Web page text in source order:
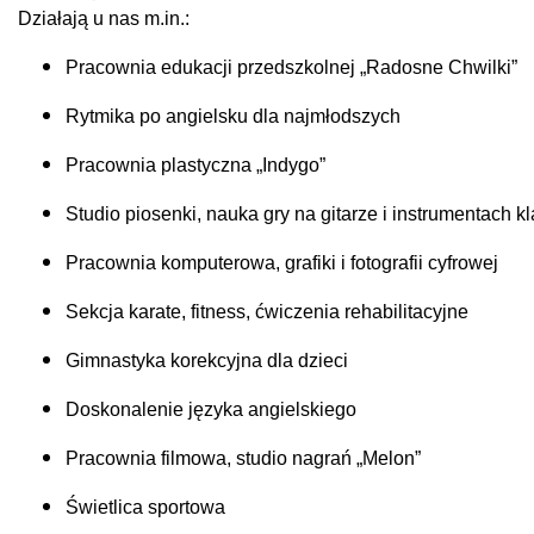
Działają u nas m.in.:
Pracownia edukacji przedszkolnej „Radosne Chwilki”
Rytmika po angielsku dla najmłodszych
Pracownia plastyczna „Indygo”
Studio piosenki, nauka gry na gitarze i instrumentach
Pracownia komputerowa, grafiki i fotografii cyfrowej
Sekcja karate, fitness, ćwiczenia rehabilitacyjne
Gimnastyka korekcyjna dla dzieci
Doskonalenie języka angielskiego
Pracownia filmowa, studio nagrań „Melon”
Świetlica sportowa